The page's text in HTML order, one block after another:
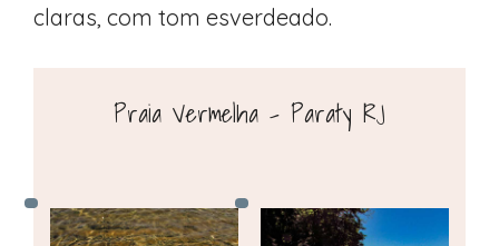
claras, com tom esverdeado.
Praia Vermelha – Paraty RJ